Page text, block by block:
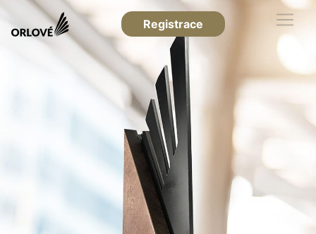
Registrace